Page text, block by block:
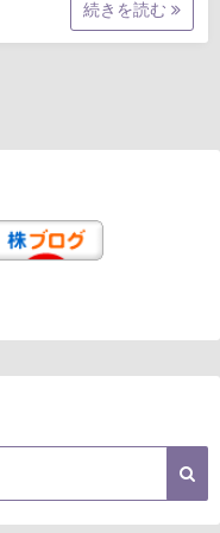
続きを読む